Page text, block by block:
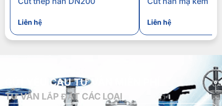
Liên hệ Liên hệ
GỬI YÊU CẦU TƯ VẤN MIỄN PHÍ
TƯ VẤN LẮP ĐẶT CÁC LOẠI